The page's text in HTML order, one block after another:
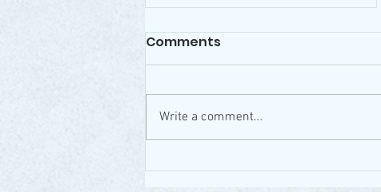
Comments
Write a comment...